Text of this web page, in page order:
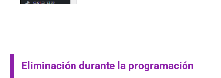
Eliminación durante la programación